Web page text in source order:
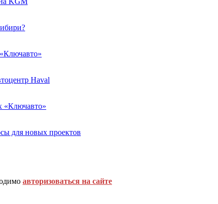
Haval
«Ключавто»
для новых проектов
авторизоваться на сайте